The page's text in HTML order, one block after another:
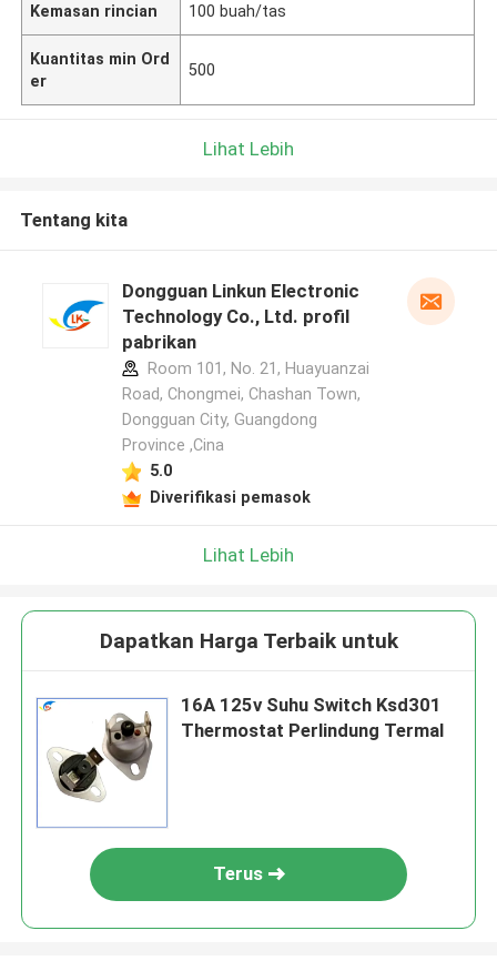
Kemasan rincian 100 buah/tas
Kuantitas min Ord
er
500
Lihat Lebih
Tentang kita
Dongguan Linkun Electronic
Technology Co., Ltd. profil
pabrikan
Room 101, No. 21, Huayuanzai
Road, Chongmei, Chashan Town,
Dongguan City, Guangdong
Province ,Cina
5.0
Diverifikasi pemasok
Lihat Lebih
Dapatkan Harga Terbaik untuk
16A 125v Suhu Switch Ksd301
Thermostat Perlindung Termal
Terus